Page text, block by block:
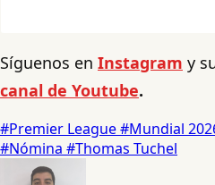
Síguenos en Instagram y
canal de Youtube.
#Premier League#Mundial
#Nómina #Thomas Tuchel